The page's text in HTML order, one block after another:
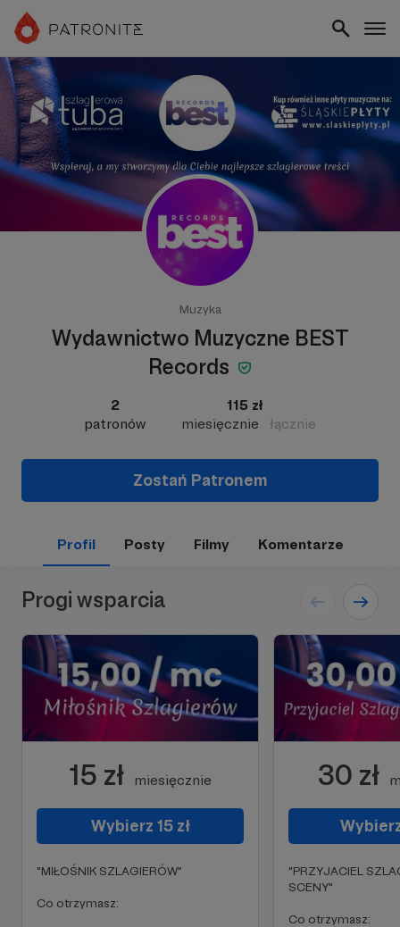
Muzyka
Wydawnictwo Muzyczne BEST
Records
2
patronów
115 zł
miesięcznie
łącznie
Zostań Patronem
Profil Posty Filmy Komentarze
Progi wsparcia
15 zł miesięcznie
Wybierz 15 zł
"MIŁOŚNIK SZLAGIERÓW"
Co otrzymasz:
30 zł
"PRZYJACIEL
SCENY"
Co otrzymasz: